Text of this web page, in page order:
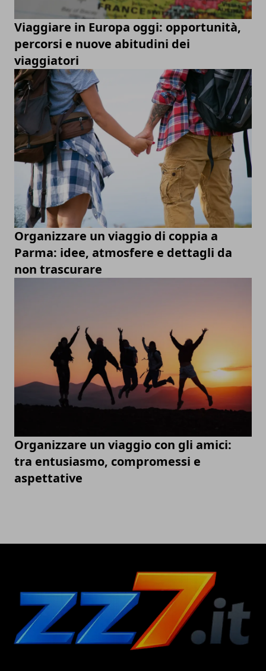
Viaggiare in Europa oggi: opportunità,
percorsi e nuove abitudini dei
viaggiatori
Organizzare un viaggio di coppia a
Parma: idee, atmosfere e dettagli da
non trascurare
Organizzare un viaggio con gli amici:
tra entusiasmo, compromessi e
aspettative